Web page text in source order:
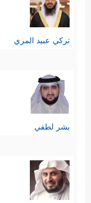
تركي عبيد المري
بشر لطفي